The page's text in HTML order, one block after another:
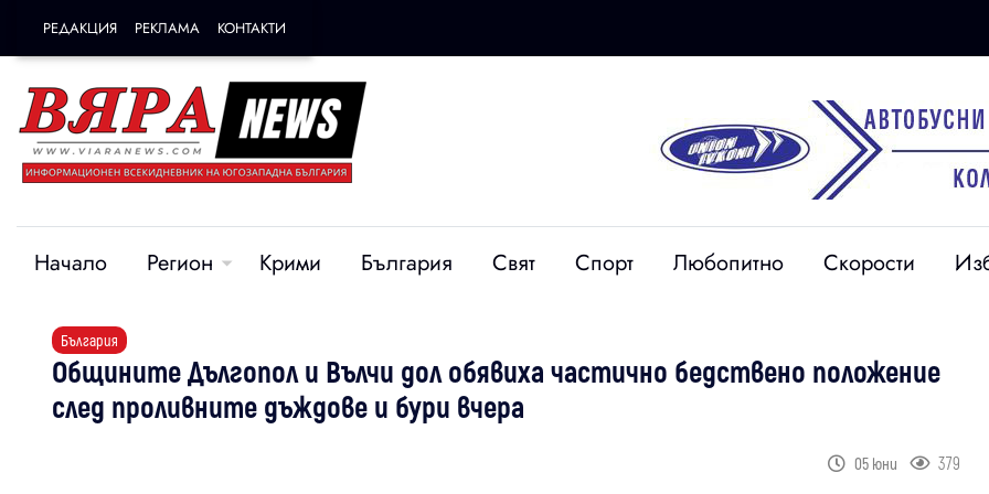
РЕДАКЦИЯ РЕКЛАМА КОНТАКТИ
Начало Регион Крими България Свят Спорт Любопитно Скорости
България
Общините Дългопол и Вълчи дол обявиха частично бедствено положение
след проливните дъждове и бури вчера
05 юни 379